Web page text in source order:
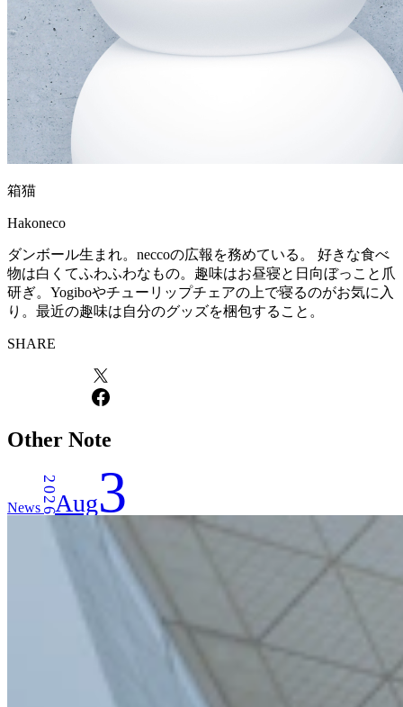
箱猫
Hakoneco
ダンボール生まれ。neccoの広報を務めている。 好きな食べ
物は白くてふわふわなもの。趣味はお昼寝と日向ぼっこと爪
研ぎ。Yogiboやチューリップチェアの上で寝るのがお気に入
り。最近の趣味は自分のグッズを梱包すること。
SHARE
Other Note
News 2026Aug3